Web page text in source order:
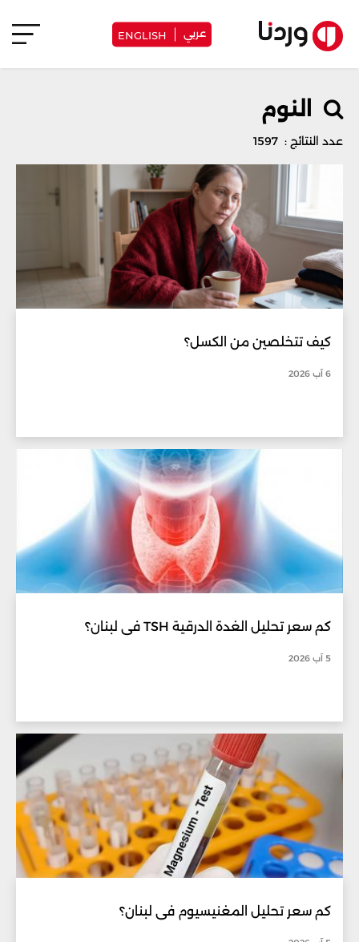
عربي ENGLISH
النوم
عدد النتائج : 1597
كيف تتخلصين من الكسل؟
6 آب 2026
كم سعر تحليل الغدة الدرقية TSH في لبنان؟
5 آب 2026
كم سعر تحليل المغنيسيوم في لبنان؟